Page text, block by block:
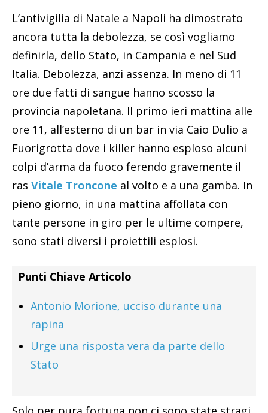
L’antivigilia di Natale a Napoli ha dimostrato
ancora tutta la debolezza, se così vogliamo
definirla, dello Stato, in Campania e nel Sud
Italia. Debolezza, anzi assenza. In meno di 11
ore due fatti di sangue hanno scosso la
provincia napoletana. Il primo ieri mattina alle
ore 11, all’esterno di un bar in via Caio Dulio a
Fuorigrotta dove i killer hanno esploso alcuni
colpi d’arma da fuoco ferendo gravemente il
ras Vitale Troncone al volto e a una gamba. In
pieno giorno, in una mattina affollata con
tante persone in giro per le ultime compere,
sono stati diversi i proiettili esplosi.
Punti Chiave Articolo
Antonio Morione, ucciso durante una
rapina
Urge una risposta vera da parte dello
Stato